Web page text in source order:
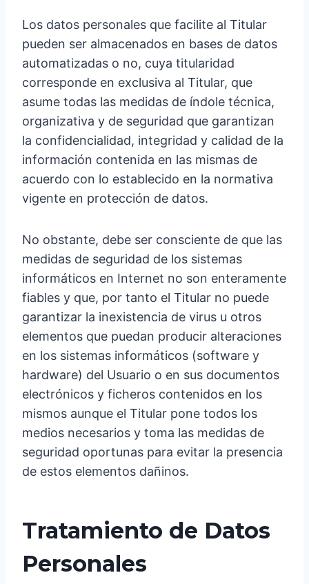
Los datos personales que facilite al Titular
pueden ser almacenados en bases de datos
automatizadas o no, cuya titularidad
corresponde en exclusiva al Titular, que
asume todas las medidas de índole técnica,
organizativa y de seguridad que garantizan
la confidencialidad, integridad y calidad de la
información contenida en las mismas de
acuerdo con lo establecido en la normativa
vigente en protección de datos.
No obstante, debe ser consciente de que las
medidas de seguridad de los sistemas
informáticos en Internet no son enteramente
fiables y que, por tanto el Titular no puede
garantizar la inexistencia de virus u otros
elementos que puedan producir alteraciones
en los sistemas informáticos (software y
hardware) del Usuario o en sus documentos
electrónicos y ficheros contenidos en los
mismos aunque el Titular pone todos los
medios necesarios y toma las medidas de
seguridad oportunas para evitar la presencia
de estos elementos dañinos.
Tratamiento de Datos
Personales